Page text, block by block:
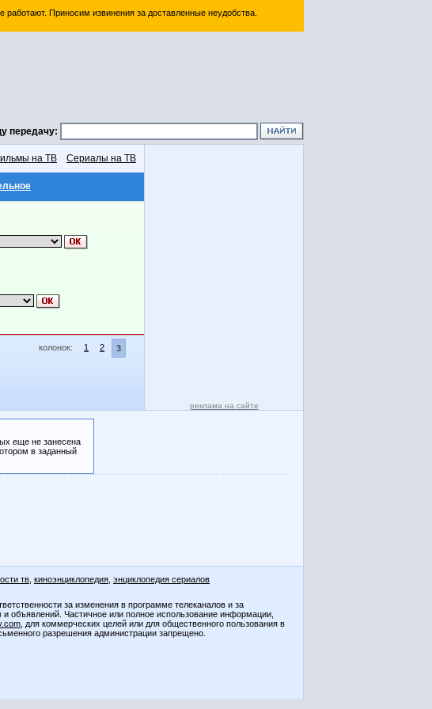
Приносим извинения за доставленные неудобства.
передачу:
на ТВ Сериалы на ТВ
колонок: 1 2 3
реклама на сайте
еще не занесена
в заданный
тв киноэнциклопедия энциклопедия сериалов
за изменения в программе телеканалов и за
объявлений. Частичное или полное использование информации,
, для коммерческих целей или для общественного пользования в
разрешения администрации запрещено.